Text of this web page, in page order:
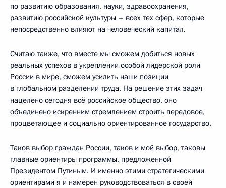
по развитию образования, науки, здравоохранения,
развитию российской культуры – всех тех сфер, которые
непосредственно влияют на человеческий капитал.
Считаю также, что вместе мы сможем добиться новых
реальных успехов в укреплении особой лидерской роли
России в мире, сможем усилить наши позиции
в глобальном разделении труда. На решение этих задач
нацелено сегодня всё российское общество, оно
объединено искренним стремлением строить передовое,
процветающее и социально ориентированное государство.
Таков выбор граждан России, таков и мой выбор, таковы
главные ориентиры программы, предложенной
Президентом Путиным. И именно этими стратегическими
ориентирами я и намерен руководствоваться в своей